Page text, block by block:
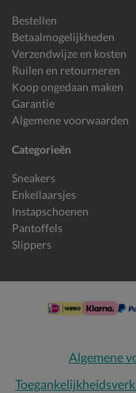
Bestellen
Betaalmogelijkheden
Verzendwijze en kosten
Ruilen en retourneren
Koop ongedaan maken
Garantie
Algemene voorwaarden
Categorieën
Sneakers
Enkellaarsjes
Instapschoenen
Pantoffels
Slippers
Algemene